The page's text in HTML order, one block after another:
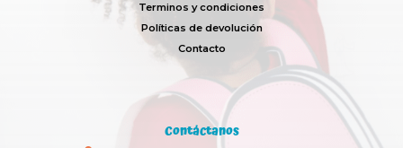
Terminos y condiciones
Políticas de devolución
Contacto
Contáctanos